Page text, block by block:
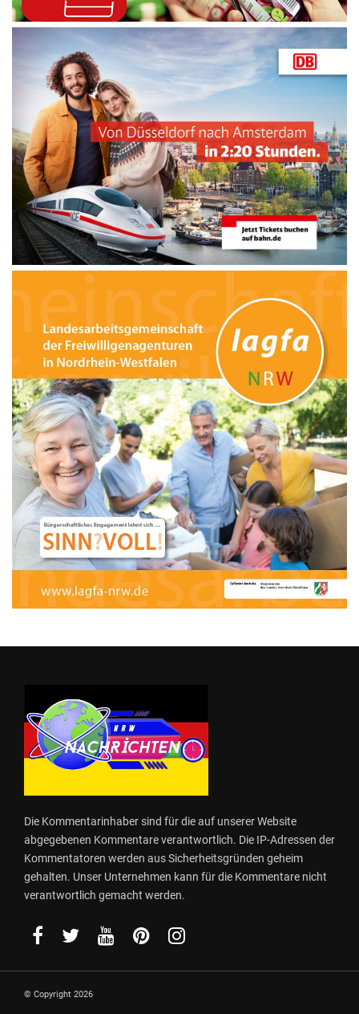
Die Kommentarinhaber sind für die auf unserer Website
abgegebenen Kommentare verantwortlich. Die IP-Adressen der
Kommentatoren werden aus Sicherheitsgründen geheim
gehalten. Unser Unternehmen kann für die Kommentare nicht
verantwortlich gemacht werden.
© Copyright 2026